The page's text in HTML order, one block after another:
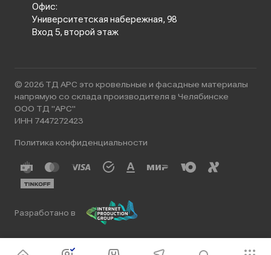
Офис:
Университетская набережная, 98
Вход 5, второй этаж
© 2026 ТД АРС это кровельные и фасадные материалы
напрямую со склада производителя в Челябинске
ООО ТД "АРС"
ИНН 7447272423
Политика конфиденциальности
Разработано в